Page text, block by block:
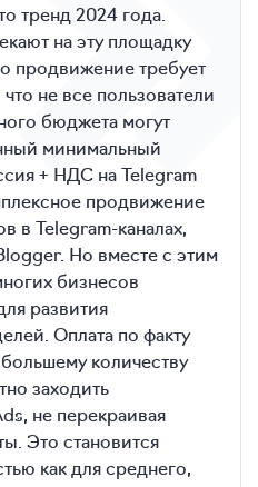
тренд 2024 года.
на эту площадку
продвижение требует
не все пользователи
бюджета могут
минимальный
+ НДС на Telegram
продвижение
в Telegram-каналах,
Но вместе с этим
бизнесов
развития
Оплата по факту
количеству
заходить
не перекраивая
Это становится
как для среднего,